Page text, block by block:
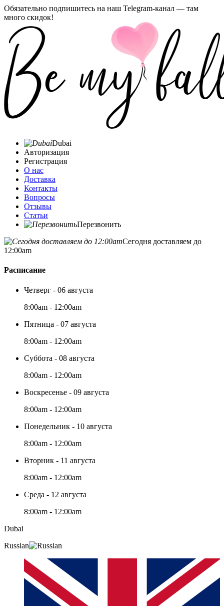
Обязательно подпишитесь на наш Telegram-канал — там
много скидок!
Dubai
Авторизация
Регистрация
О нас
Доставка
Контакты
Вопросы
Отзывы
Статьи
Перезвонить
Сегодня доставляем до
12:00am
Расписание
Четверг - 06 августа
8:00am - 12:00am
Пятница - 07 августа
8:00am - 12:00am
Суббота - 08 августа
8:00am - 12:00am
Воскресенье - 09 августа
8:00am - 12:00am
Понедельник - 10 августа
8:00am - 12:00am
Вторник - 11 августа
8:00am - 12:00am
Среда - 12 августа
8:00am - 12:00am
Dubai
Russian